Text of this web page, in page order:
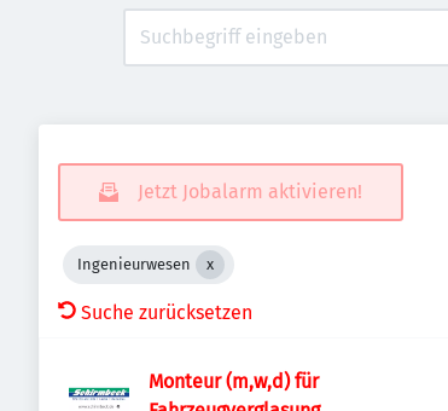
Jetzt Jobalarm aktivieren!
Ingenieurwesen
Suche zurücksetzen
Monteur (m,w,d) für